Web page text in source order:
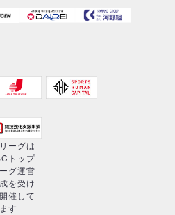
ーグは
トップ
グ運営
を受け
催して
す